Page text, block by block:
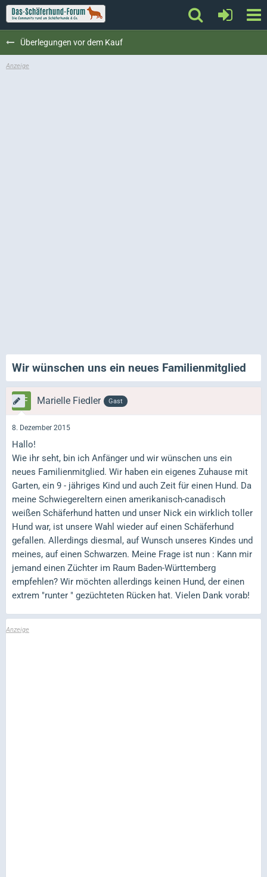
Überlegungen vor dem Kauf
Wir wünschen uns ein neues Familienmitglied
Marielle Fiedler Gast
8. Dezember 2015
Hallo!
Wie ihr seht, bin ich Anfänger und wir wünschen uns ein
neues Familienmitglied. Wir haben ein eigenes Zuhause mit
Garten, ein 9 - jähriges Kind und auch Zeit für einen Hund. Da
meine Schwiegereltern einen amerikanisch-canadisch
weißen Schäferhund hatten und unser Nick ein wirklich toller
Hund war, ist unsere Wahl wieder auf einen Schäferhund
gefallen. Allerdings diesmal, auf Wunsch unseres Kindes und
meines, auf einen Schwarzen. Meine Frage ist nun : Kann mir
jemand einen Züchter im Raum Baden-Württemberg
empfehlen? Wir möchten allerdings keinen Hund, der einen
extrem "runter " gezüchteten Rücken hat. Vielen Dank vorab!